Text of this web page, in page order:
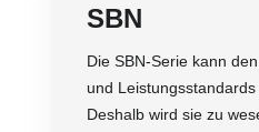
SBN
Die SBN-Serie kann
und
Deshalb wird sie zu